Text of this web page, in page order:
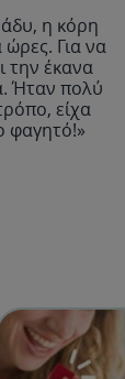
η κόρη
ώρες. Για να
την έκανα
Ήταν πολύ
είχα
φαγητό!»